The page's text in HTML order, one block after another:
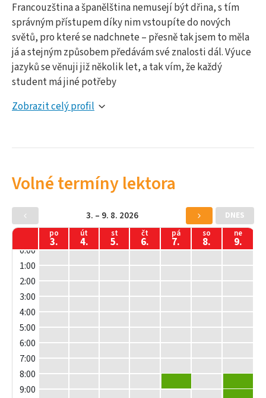
Francouzština a španělština nemusejí být dřina, s tím
správným přístupem díky nim vstoupíte do nových
světů, pro které se nadchnete – přesně tak jsem to měla
já a stejným způsobem předávám své znalosti dál. Výuce
jazyků se věnuji již několik let, a tak vím, že každý
student má jiné potřeby
Zobrazit celý profil
Volné termíny lektora
3. – 9. 8. 2026
DNES
po
3.
út
4.
st
5.
čt
6.
pá
7.
so
8.
ne
9.
0:00
1:00
2:00
3:00
4:00
5:00
6:00
7:00
8:00
9:00